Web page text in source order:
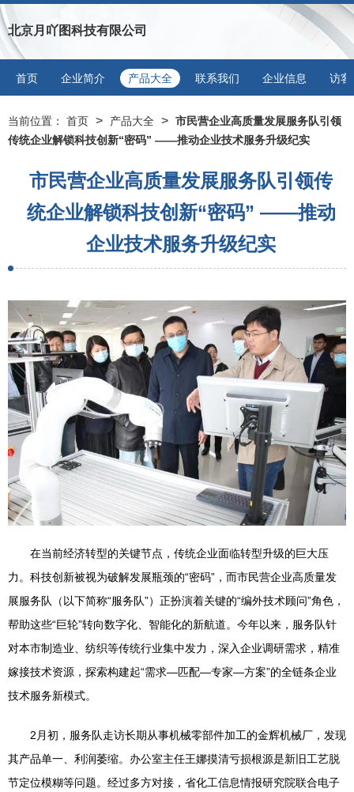
北京月吖图科技有限公司
首页 企业简介 产品大全 联系我们 企业信息 访客
当前位置： 首页 > 产品大全 > 市民营企业高质量发展服务队引领
传统企业解锁科技创新“密码” ——推动企业技术服务升级纪实
市民营企业高质量发展服务队引领传
统企业解锁科技创新“密码” ——推动
企业技术服务升级纪实
在当前经济转型的关键节点，传统企业面临转型升级的巨大压
力。科技创新被视为破解发展瓶颈的“密码”，而市民营企业高质量发
展服务队（以下简称“服务队”）正扮演着关键的“编外技术顾问”角色，
帮助这些“巨轮”转向数字化、智能化的新航道。今年以来，服务队针
对本市制造业、纺织等传统行业集中发力，深入企业调研需求，精准
嫁接技术资源，探索构建起“需求—匹配—专家—方案”的全链条企业
技术服务新模式。
2月初，服务队走访长期从事机械零部件加工的金辉机械厂，发现
其产品单一、利润萎缩。办公室主任王娜摸清亏损根源是新旧工艺脱
节定位模糊等问题。经过多方对接，省化工信息情报研究院联合电子